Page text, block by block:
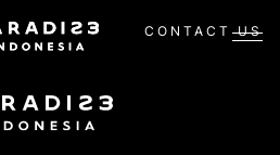
CONTACT US